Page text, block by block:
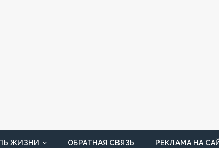
ЖИЗНИ ОБРАТНАЯ СВЯЗЬ РЕКЛАМА НА